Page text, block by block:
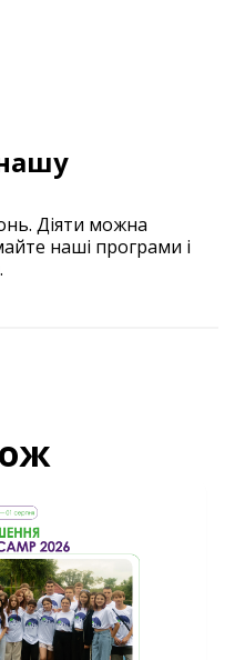
Діяти можна
наші програми і